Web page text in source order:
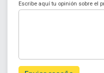
Escribe aquí tu opinión sobre el